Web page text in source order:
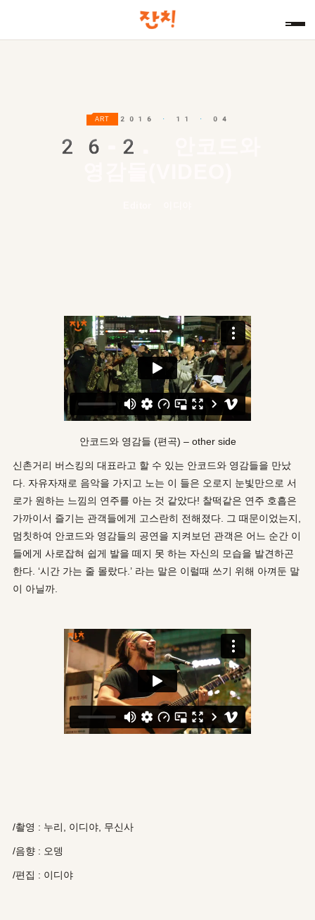
ART 2016 · 11 · 04
26-2.
안코드와 영감들 (편곡) – other side
신촌거리 버스킹의 대표라고 할 수 있는 안코드와 영감들을 만났
다. 자유자재로 음악을 가지고 노는 이 들은 오로지 눈빛만으로 서
로가 원하는 느낌의 연주를 아는 것 같았다! 찰떡같은 연주 호흡은
가까이서 즐기는 관객들에게 고스란히 전해졌다. 그 때문이었는지,
멈칫하여 안코드와 영감들의 공연을 지켜보던 관객은 어느 순간 이
들에게 사로잡혀 쉽게 발을 떼지 못 하는 자신의 모습을 발견하곤
한다. ‘시간 가는 줄 몰랐다.’ 라는 말은 이럴때 쓰기 위해 아껴둔 말
이 아닐까.
/촬영 : 누리, 이디야, 무신사
/음향 : 오뎅
/편집 : 이디야